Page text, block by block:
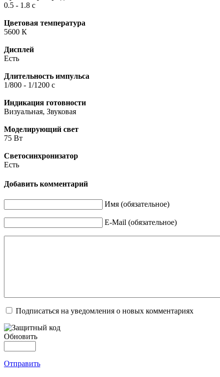
0.5 - 1.8 с
Цветовая температура
5600 К
Дисплей
Есть
Длительность импульса
1/800 - 1/1200 c
Индикация готовности
Визуальная, Звуковая
Моделирующий свет
75 Вт
Светосинхронизатор
Есть
Добавить комментарий
Имя (обязательное)
E-Mail (обязательное)
Подписаться на уведомления о новых комментариях
Обновить
Отправить